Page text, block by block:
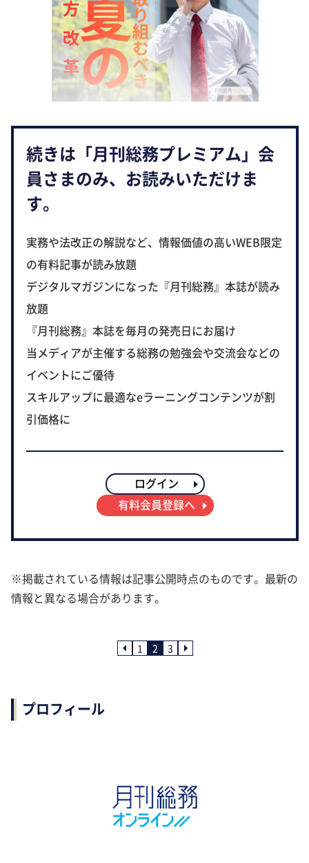
続きは「月刊総務プレミアム」会
員さまのみ、お読みいただけま
す。
実務や法改正の解説など、情報価値の高いWEB限定
の有料記事が読み放題
デジタルマガジンになった『月刊総務』本誌が読み
放題
『月刊総務』本誌を毎月の発売日にお届け
当メディアが主催する総務の勉強会や交流会などの
イベントにご優待
スキルアップに最適なeラーニングコンテンツが割
引価格に
ログイン
有料会員登録へ
※掲載されている情報は記事公開時点のものです。最新の
情報と異なる場合があります。
1 2 3
プロフィール